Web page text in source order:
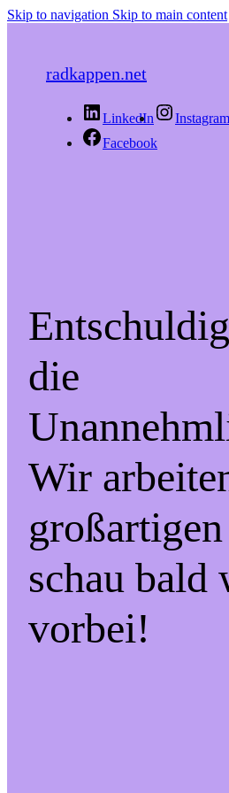
Skip to navigation Skip to main content
radkappen.net
LinkedIn
Instagram
Facebook
die
Wir
schau bald
vorbei!